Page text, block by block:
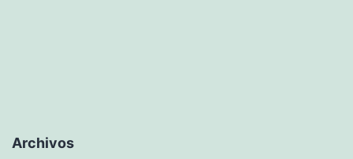
Archivos